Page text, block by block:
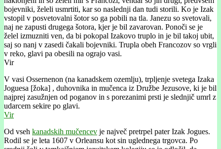
bojevniki, želeli usmrtiti, kar so naslednji dan tudi storili. Ko je Izak
vstopil v posvetovalni šotor so ga pobili na tla. Janezu so svetovali,
naj ne zapusti drugega šotora, kjer je bil zavarovan. Ponoči se je
želel izmuzniti ven, da bi pokopal Izakovo truplo in je bil takoj ubit,
saj so nanj v zasedi čakali bojevniki. Trupla obeh Francozov so vrgli
v reko, glavi pa obesili na ograjo vasi.
Vir
V vasi Ossernenon (na kanadskem ozemlju), trpljenje svetega Izaka
Joguesa [žoka] , duhovnika in mučenca iz Družbe Jezusove, ki je bil
najprej zasužnjen od poganov in s porezanimi prsti je slednjič umrl z
udarcem sekire po glavi.
Vir
Od vseh kanadskih mučencev je največ pretrpel pater Izak Jogues.
Rodil se je leta 1607 v Orleansu kot sin uglednega trgovca. Po